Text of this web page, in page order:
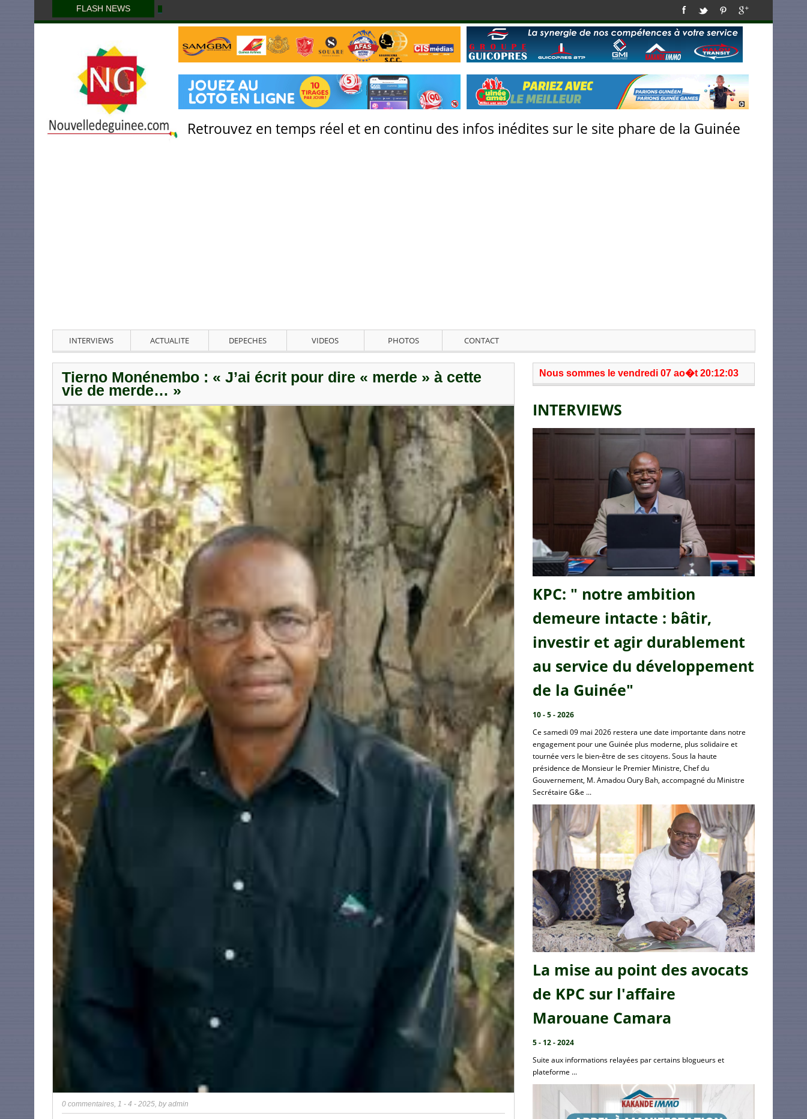
FLASH NEWS
Retrouvez en temps réel et en continu des infos inédites sur le site phare de la Guinée
INTERVIEWS ACTUALITE DEPECHES VIDEOS PHOTOS CONTACT
Tierno Monénembo : « J’ai écrit pour dire « merde » à cette
vie de merde… »
0 commentaires 1 - 4 - 2025 , byadmin
Nous sommes le vendredi 07 ao�t 20:12:03
INTERVIEWS
KPC: " notre ambition
demeure intacte : bâtir,
investir et agir durablement
au service du développement
de la Guinée"
10 - 5 - 2026
Ce samedi 09 mai 2026 restera une date importante dans notre
engagement pour une Guinée plus moderne, plus solidaire et
tournée vers le bien-être de ses citoyens. Sous la haute
présidence de Monsieur le Premier Ministre, Chef du
Gouvernement, M. Amadou Oury Bah, accompagné du Ministre
Secrétaire G&e ...
La mise au point des avocats
de KPC sur l'affaire
Marouane Camara
5 - 12 - 2024
Suite aux informations relayées par certains blogueurs et
plateforme ...